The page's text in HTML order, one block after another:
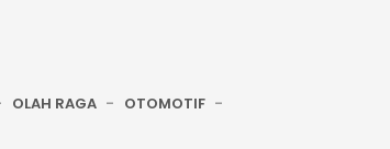
OLAH RAGA
OTOMOTIF